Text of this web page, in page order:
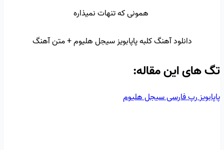
همونی که تنهات نمیذاره
دانلود آهنگ کلبه پاپابویز سیجل هلیوم + متن آهنگ
تگ‌ های این مقاله:
پاپابویزرپ فارسیسیجلهلیوم